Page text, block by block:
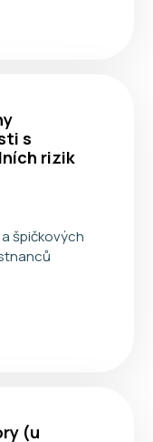
s
rizik
špičkových
(u